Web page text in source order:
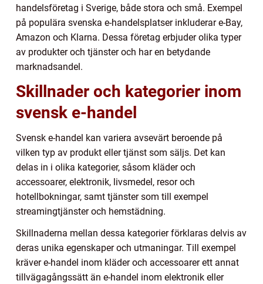
handelsföretag i Sverige, både stora och små. Exempel
på populära svenska e-handelsplatser inkluderar e-Bay,
Amazon och Klarna. Dessa företag erbjuder olika typer
av produkter och tjänster och har en betydande
marknadsandel.
Skillnader och kategorier inom
svensk e-handel
Svensk e-handel kan variera avsevärt beroende på
vilken typ av produkt eller tjänst som säljs. Det kan
delas in i olika kategorier, såsom kläder och
accessoarer, elektronik, livsmedel, resor och
hotellbokningar, samt tjänster som till exempel
streamingtjänster och hemstädning.
Skillnaderna mellan dessa kategorier förklaras delvis av
deras unika egenskaper och utmaningar. Till exempel
kräver e-handel inom kläder och accessoarer ett annat
tillvägagångssätt än e-handel inom elektronik eller